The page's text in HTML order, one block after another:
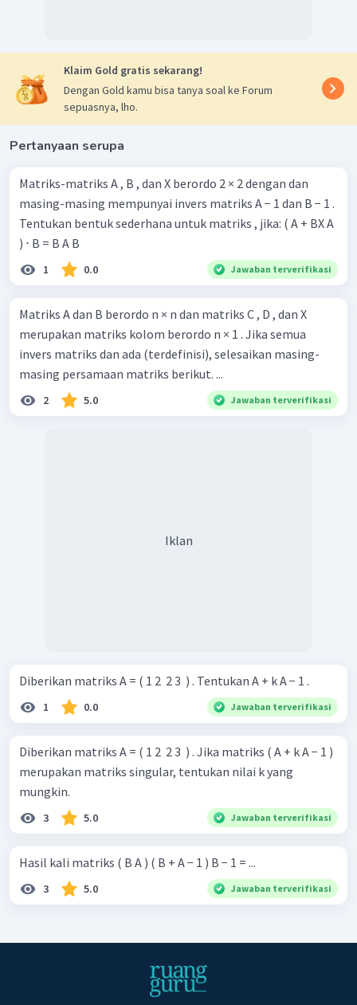
Klaim Gold gratis sekarang!
Dengan Gold kamu bisa tanya soal ke Forum
sepuasnya, lho.
Pertanyaan serupa
Matriks-matriks A , B , dan X berordo 2 × 2 dengan dan
masing-masing mempunyai invers matriks A − 1 dan B − 1 .
Tentukan bentuk sederhana untuk matriks , jika: ( A + BX A
) ⋅ B = B A B
1 0.0 Jawaban terverifikasi
Matriks A dan B berordo n × n dan matriks C , D , dan X
merupakan matriks kolom berordo n × 1 . Jika semua
invers matriks dan ada (terdefinisi), selesaikan masing-
masing persamaan matriks berikut. ...
2 5.0 Jawaban terverifikasi
Iklan
Diberikan matriks A = ( 1 2 ​ 2 3 ​ ) . Tentukan A + k A − 1 .
1 0.0 Jawaban terverifikasi
Diberikan matriks A = ( 1 2 ​ 2 3 ​ ) . Jika matriks ( A + k A − 1 )
merupakan matriks singular, tentukan nilai k yang
mungkin.
3 5.0 Jawaban terverifikasi
Hasil kali matriks ( B A ) ( B + A − 1 ) B − 1 = ...
3 5.0 Jawaban terverifikasi